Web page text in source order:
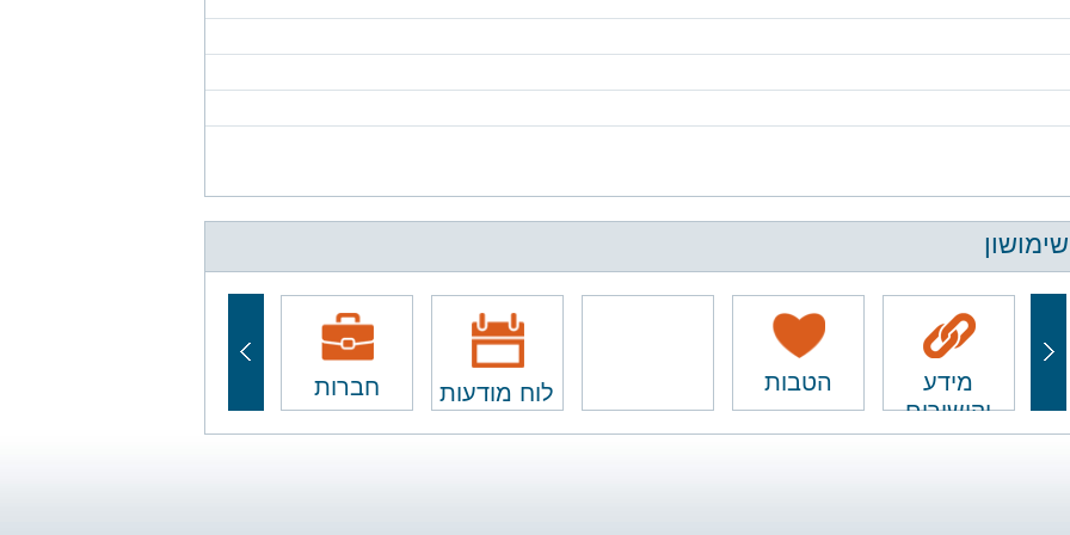
שימושון
חברות לוח מודעות הטבות
מידע
וקישורים